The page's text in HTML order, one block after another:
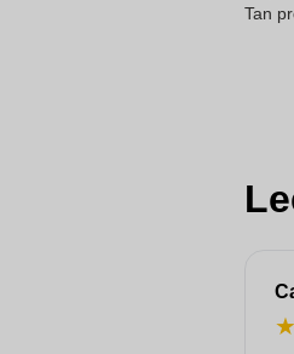
Tan
★